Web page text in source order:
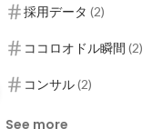
採用データ (2)
ココロオドル瞬間 (2)
コンサル(2)
See more